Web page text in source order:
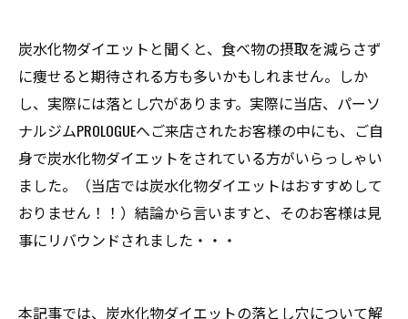
炭水化物ダイエットと聞くと、食べ物の摂取を減らさず
に痩せると期待される方も多いかもしれません。しか
し、実際には落とし穴があります。実際に当店、パーソ
ナルジムPROLOGUEへご来店されたお客様の中にも、ご自
身で炭水化物ダイエットをされている方がいらっしゃい
ました。（当店では炭水化物ダイエットはおすすめして
おりません！！）結論から言いますと、そのお客様は見
事にリバウンドされました・・・
本記事では、炭水化物ダイエットの落とし穴について解